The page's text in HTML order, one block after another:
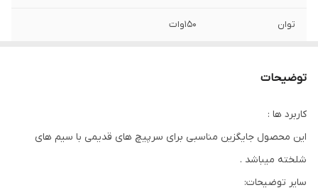
توان ۱۵۰وات
/LED
توضیحات
کاربرد ها :
این محصول جایگزین مناسبی برای سرپیچ های قدیمی با سیم های
شلخته میباشد .
سایر توضیحات: